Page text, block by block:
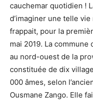
cauchemar quotidien !
d’imaginer une telle
frappait, pour la
mai 2019. La commune
au nord-ouest de la
constituée de dix
000 âmes, selon
Ousmane Zango. Elle